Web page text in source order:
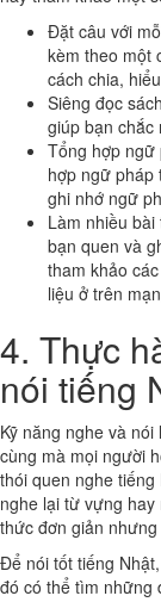
Đặt câu với
kèm theo một
cách chia,
Siêng đọc
giúp bạn chắc
Tổng hợp ngữ
hợp ngữ pháp
ghi nhớ ngữ
Làm nhiều
bạn quen và
tham khảo
liệu ở trên
4. Thực
nói tiếng
Kỹ năng nghe và
cùng mà mọi người
thói quen nghe
nghe lại từ vựng
thức đơn giản
Để nói tốt tiếng
đó có thể tìm những